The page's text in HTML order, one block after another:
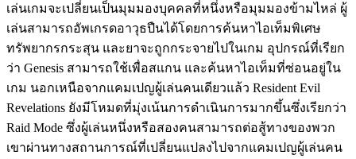
เล่นเกมจะเปลี่ยนเป็นมุมมองบุคคลที่หนึ่งหรือมุมมองข้ามไหล่ ผู้
เล่นสามารถอัพเกรดอาวุธปืนได้โดยการค้นหาไอเท็มพิเศษ
ทรัพยากรกระสุน และยาจะถูกกระจายไปในเกม อุปกรณ์ที่เรียก
ว่า Genesis สามารถใช้เพื่อสแกน และค้นหาไอเท็มที่ซ่อนอยู่ใน
เกม นอกเหนือจากแคมเปญผู้เล่นคนเดียวแล้ว Resident Evil
Revelations ยังมีโหมดที่มุ่งเน้นการดำเนินการมากขึ้นซึ่งเรียกว่า
Raid Mode ซึ่งผู้เล่นหนึ่งหรือสองคนสามารถต่อสู้ทางของพวก
เขาผ่านทางสถานการณ์ที่เปลี่ยนแปลงไปจากแคมเปญผู้เล่นคน